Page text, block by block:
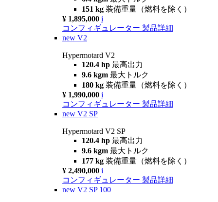
151 kg 装備重量（燃料を除く）
¥ 1,895,000 i
コンフィギュレーター 製品詳細
new V2
Hypermotard V2
120.4 hp 最高出力
9.6 kgm 最大トルク
180 kg 装備重量（燃料を除く）
¥ 1,990,000 i
コンフィギュレーター 製品詳細
new V2 SP
Hypermotard V2 SP
120.4 hp 最高出力
9.6 kgm 最大トルク
177 kg 装備重量（燃料を除く）
¥ 2,490,000 i
コンフィギュレーター 製品詳細
new V2 SP 100